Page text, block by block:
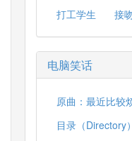
打工学生
接
电脑笑话
原曲：最近比较
目录（Directory）